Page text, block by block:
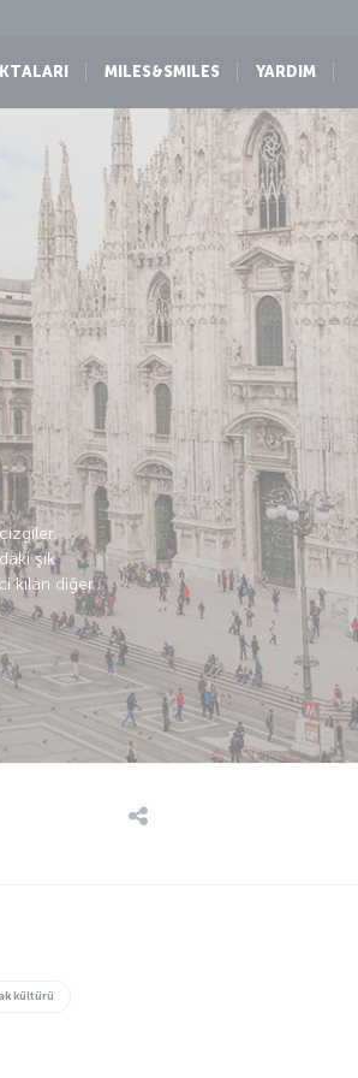
MILES&SMILES YARDIM
şık
kılan diğer
kültürü